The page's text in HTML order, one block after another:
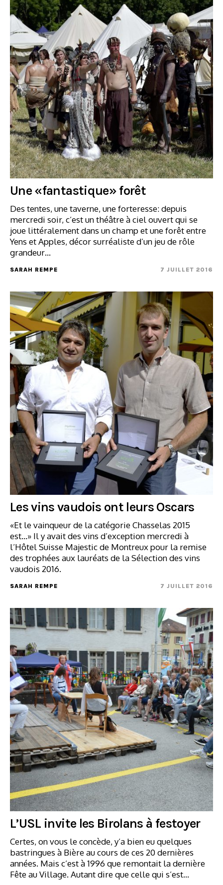
Une «fantastique» forêt
Des tentes, une taverne, une forteresse: depuis
mercredi soir, c’est un théâtre à ciel ouvert qui se
joue littéralement dans un champ et une forêt entre
Yens et Apples, décor surréaliste d’un jeu de rôle
grandeur…
SARAH REMPE 7 JUILLET 2016
Les vins vaudois ont leurs Oscars
«Et le vainqueur de la catégorie Chasselas 2015
est…» Il y avait des vins d’exception mercredi à
l’Hôtel Suisse Majestic de Montreux pour la remise
des trophées aux lauréats de la Sélection des vins
vaudois 2016.
SARAH REMPE 7 JUILLET 2016
L’USL invite les Birolans à festoyer
Certes, on vous le concède, y’a bien eu quelques
bastringues à Bière au cours de ces 20 dernières
années. Mais c’est à 1996 que remontait la dernière
Fête au Village. Autant dire que celle qui s’est…